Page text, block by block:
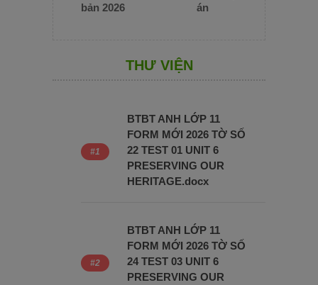
bản 2026
án
THƯ VIỆN
BTBT ANH LỚP 11
FORM MỚI 2026 TỜ SỐ
22 TEST 01 UNIT 6
PRESERVING OUR
HERITAGE.docx
BTBT ANH LỚP 11
FORM MỚI 2026 TỜ SỐ
24 TEST 03 UNIT 6
PRESERVING OUR